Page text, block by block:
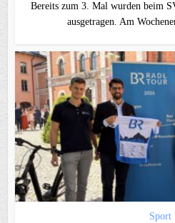
Bereits zum 3. Mal wurden beim
ausgetragen. Am
Sport